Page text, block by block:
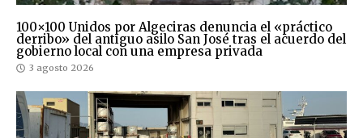
100×100 Unidos por Algeciras denuncia el «práctico
derribo» del antiguo asilo San José tras el acuerdo del
gobierno local con una empresa privada
3 agosto 2026